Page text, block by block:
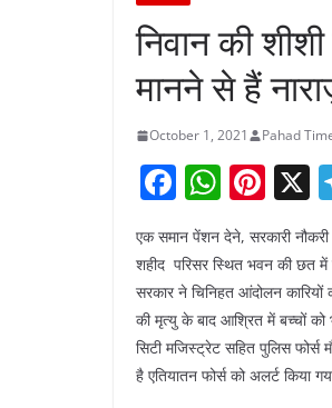
निवान की
मानने से हैं
October 1, 2021 Pahad
F
a
c
e
b
o
o
W
h
at
s
A
p
p
Pi
nt
er
e
st
X
एक समान पेंशन देने, सरकारी
शहीद परिसर स्थित भवन की छत में
सरकार ने चिनिहत आंदोलन
की मृत्यु के बाद आश्रित में बच्चों को
सिटी मजिस्ट्रेट सहित पुलिस फोर्स
है एतियातन फोर्स को अलर्ट किया